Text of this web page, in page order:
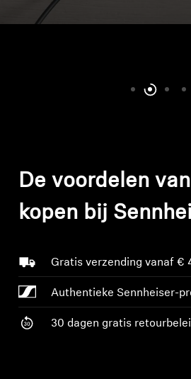
Koptelefoononderdelen en
Soundbars
AMBEO soundbars en Subs
De voordelen
kopen bij
Gratis verzending vanaf €
Authentieke Sennheiser-
30 dagen gratis